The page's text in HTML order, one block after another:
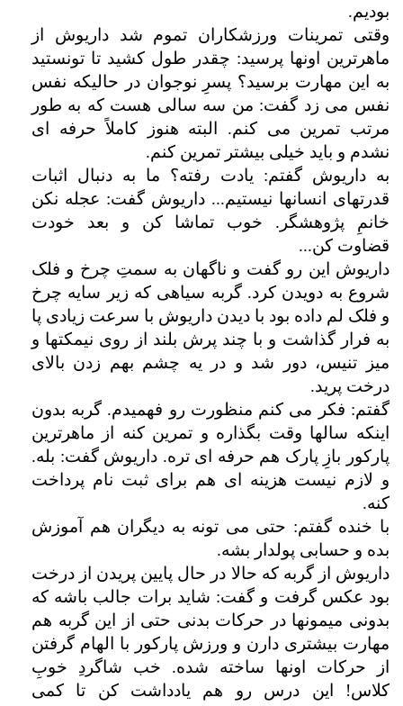
بودیم.
وقتی تمرینات ورزشکاران تموم شد داریوش از
ماهرترین اونها پرسید: چقدر طول کشید تا تونستید
به این مهارت برسید؟ پسرِ نوجوان در حالیکه نفس
نفس می زد گفت: من سه سالی هست که به طور
مرتب تمرین می کنم. البته هنوز کاملاً حرفه ای
نشدم و باید خیلی بیشتر تمرین کنم.
به داریوش گفتم: یادت رفته؟ ما به دنبال اثبات
قدرتهای انسانها نیستیم... داریوش گفت: عجله نکن
خانمِ پژوهشگر. خوب تماشا کن و بعد خودت
قضاوت کن...
داریوش این رو گفت و ناگهان به سمتِ چرخ و فلک
شروع به دویدن کرد. گربه سیاهی که زیر سایه چرخ
و فلک لم داده بود با دیدن داریوش با سرعت زیادی پا
به فرار گذاشت و با چند پرش بلند از روی نیمکتها و
میز تنیس، دور شد و در یه چشم بهم زدن بالای
درخت پرید.
گفتم: فکر می کنم منظورت رو فهمیدم. گربه بدون
اینکه سالها وقت بگذاره و تمرین کنه از ماهرترین
پارکور بازِ پارک هم حرفه ای تره. داریوش گفت: بله.
و لازم نیست هزینه ای هم برای ثبت نام پرداخت
کنه.
با خنده گفتم: حتی می تونه به دیگران هم آموزش
بده و حسابی پولدار بشه.
داریوش از گربه که حالا در حال پایین پریدن از درخت
بود عکس گرفت و گفت: شاید برات جالب باشه که
بدونی میمونها در حرکات بدنی حتی از این گربه هم
مهارت بیشتری دارن و ورزش پارکور با الهام گرفتن
از حرکات اونها ساخته شده. خب شاگردِ خوبِ
کلاس! این درس رو هم یادداشت کن تا کمی